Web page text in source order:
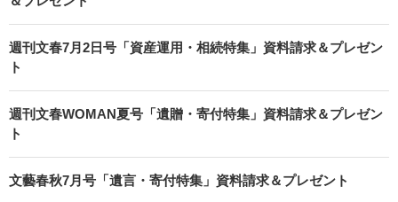
週刊文春7月2日号「資産運用・相続特集」資料請求＆プレゼン
ト
週刊文春WOMAN夏号「遺贈・寄付特集」資料請求＆プレゼン
ト
文藝春秋7月号「遺言・寄付特集」資料請求＆プレゼント